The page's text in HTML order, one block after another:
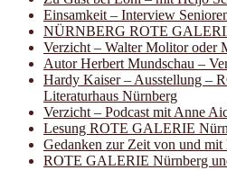
Einsamkeit – Interview
NÜRNBERG ROTE
Verzicht – Walter Molitor oder
Autor Herbert Mundschau –
Hardy Kaiser – Ausstellung –
Literaturhaus Nürnberg
Verzicht – Podcast mit Anne
Lesung ROTE GALERIE
Gedanken zur Zeit von und
ROTE GALERIE Nürnberg